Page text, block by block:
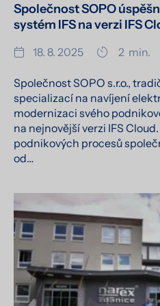
Společnost SOPO
systém IFS na verzi IFS
18. 8. 2025 2 min.
Společnost SOPO s.r.o.,
specializací na navíjení
modernizaci svého
na nejnovější verzi IFS
podnikových procesů
od…